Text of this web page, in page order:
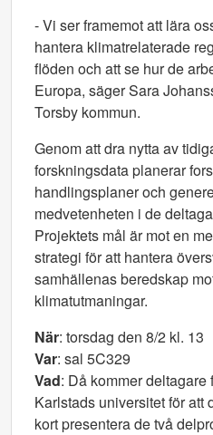
- Vi ser framemot att lära
hantera klimatrelaterade
flöden och att se hur de
Europa, säger Sara
Torsby kommun.
Genom att dra nytta av
forskningsdata planerar
handlingsplaner och
medvetenheten i de
Projektets mål är mot en
strategi för att hantera
samhällenas beredskap
klimatutmaningar.
När: torsdag den 8/2 kl. 13
Var: sal 5C329
Vad: Då kommer
Karlstads universitet för att
kort presentera de två